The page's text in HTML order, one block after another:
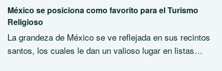
México se posiciona como favorito para el Turismo
Religioso
La grandeza de México se ve reflejada en sus recintos
santos, los cuales le dan un valioso lugar en listas…